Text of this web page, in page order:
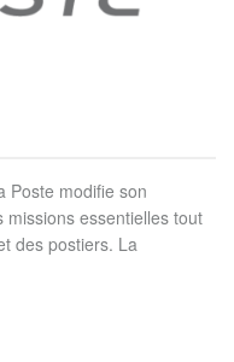
Poste modifie son
essentielles tout
des postiers. La